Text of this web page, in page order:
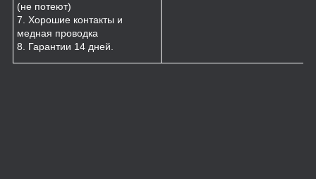
(не потеют)
7. Хорошие контакты и
медная проводка
8. Гарантии 14 дней.